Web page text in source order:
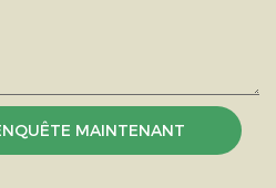
MAINTENANT